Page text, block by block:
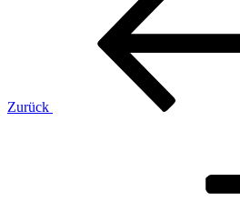
Zurück